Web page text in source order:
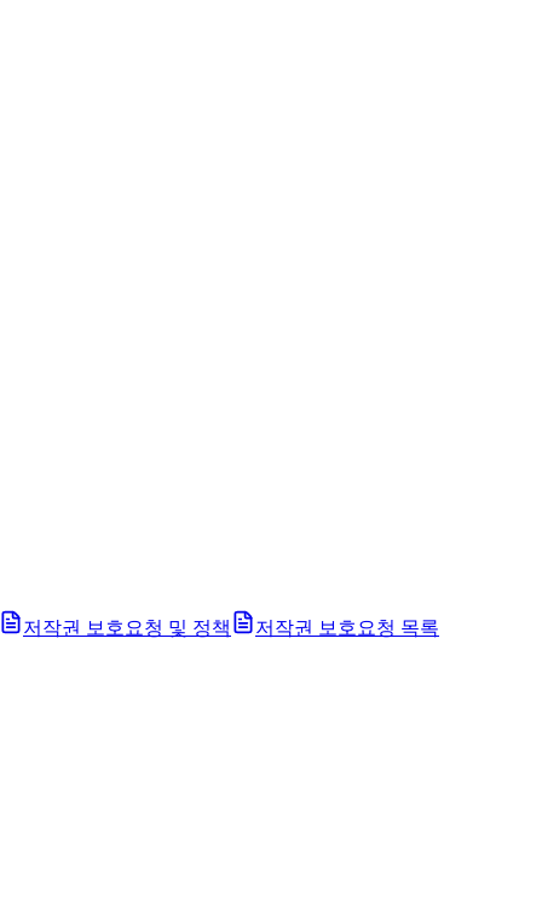
저작권 보호요청 및 정책 저작권 보호요청 목록